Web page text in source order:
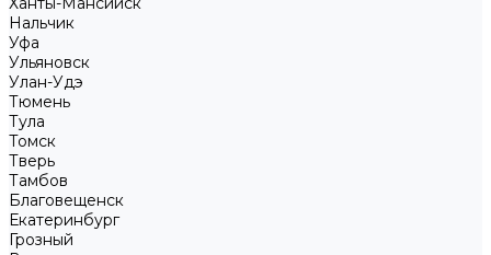
Нальчик
Уфа
Ульяновск
Улан-Удэ
Тюмень
Тула
Томск
Тверь
Тамбов
Благовещенск
Екатеринбург
Грозный